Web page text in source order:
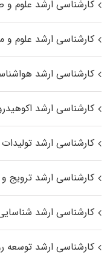
کارشناسی ارشد علوم و
کارشناسی ارشد علوم
کارشناسی ارشد
کارشناسی ارشد
کارشناسی ارشد
کارشناسی ارشد ترویج
کارشناسی ارشد
کارشناسی ارشد توسعه